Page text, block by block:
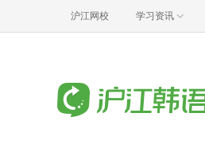
沪江网校 学习资讯